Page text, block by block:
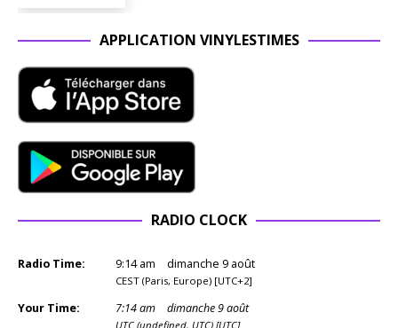
APPLICATION VINYLESTIMES
RADIO CLOCK
Radio Time: 9:14 am dimanche 9 août
CEST (Paris, Europe) [UTC+2]
Your Time: 7:14am dimanche 9 août
UTC (undefined, UTC) [UTC]